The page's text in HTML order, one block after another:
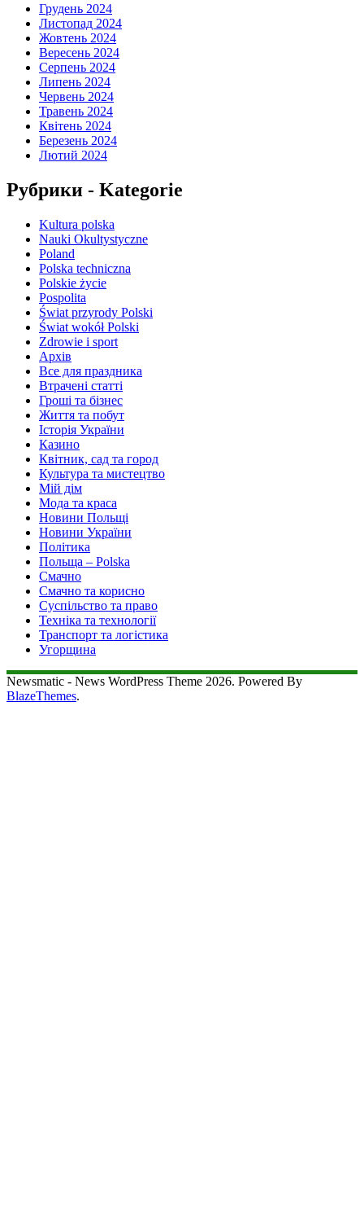
Грудень 2024
Листопад 2024
Жовтень 2024
Вересень 2024
Серпень 2024
Липень 2024
Червень 2024
Травень 2024
Квітень 2024
Березень 2024
Лютий 2024
Рубрики - Kategorie
Kultura polska
Nauki Okultystyczne
Poland
Polska techniczna
Polskie życie
Pospolita
Świat przyrody Polski
Świat wokół Polski
Zdrowie i sport
Архів
Все для праздника
Втрачені статті
Гроші та бізнес
Життя та побут
Історія України
Казино
Квітник, сад та город
Культура та мистецтво
Мій дім
Мода та краса
Новини Польщі
Новини України
Політика
Польща – Polska
Смачно
Смачно та корисно
Суспільство та право
Техніка та технології
Транспорт та логістика
Угорщина
Newsmatic - News WordPress Theme 2026. Powered By
BlazeThemes.